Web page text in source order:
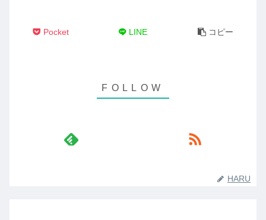
Pocket LINE コピー
HARU